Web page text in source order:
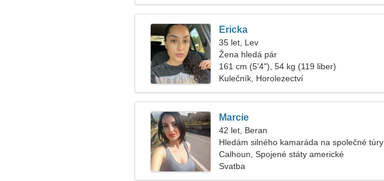
Ericka
35 let, Lev
Žena hledá pár
161 cm (5'4"), 54 kg (119 liber)
Kulečník, Horolezectví
Marcie
42 let, Beran
Hledám silného kamaráda na společné túry
Calhoun, Spojené státy americké
Svatba